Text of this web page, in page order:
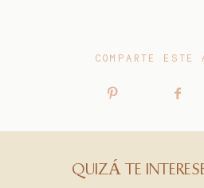
COMPARTE ESTE
QUIZÁ TE